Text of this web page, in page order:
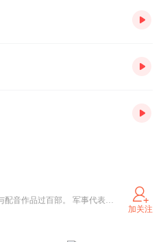
有声书作品近100部，参与配音作品过百部。 军事代表作《亮剑之军工系统》 玄幻代表作《每天一门功法圆满》《我以熟练度苟长生》《满级狠人》 悬疑代表作《摸金校尉》《盗墓笔记之九爷》《鬼吹灯之诡墓迷踪》历史代表作《黄金家族，我带蒙古铁骑横扫亚欧》 新评书代表作《西游孙悟空尽灭诸天神佛》《天命》 游戏代表作《差异点末日》《英雄无敌之骑士》 老匠说书，只说你爱听的书。
加关注